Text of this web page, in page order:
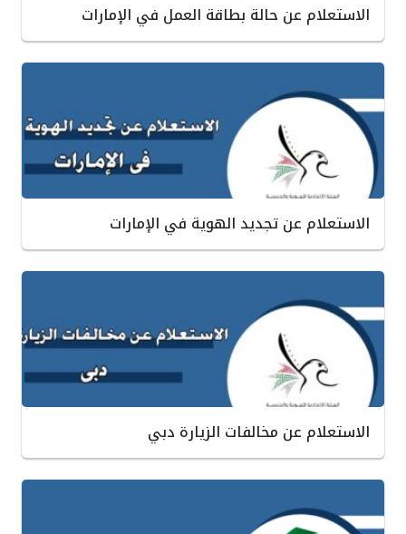
الاستعلام عن حالة بطاقة العمل في الإمارات
الاستعلام عن تجديد الهوية في الإمارات
الاستعلام عن مخالفات الزيارة دبي